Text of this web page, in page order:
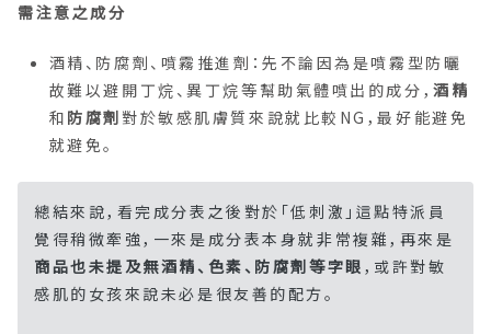
需注意之成分
酒精、防腐劑、噴霧推進劑：先不論因為是噴霧型防曬
故難以避開丁烷、異丁烷等幫助氣體噴出的成分，酒精
和 防腐劑對於敏感肌膚質來說就比較NG，最好能避免
就避免。
總結來說，看完成分表之後對於「低刺激」這點特派員
覺得稍微牽強，一來是成分表本身就非常複雜，再來是
商品也未提及無酒精、色素、防腐劑等字眼 ，或許對敏
感肌的女孩來說未必是很友善的配方。